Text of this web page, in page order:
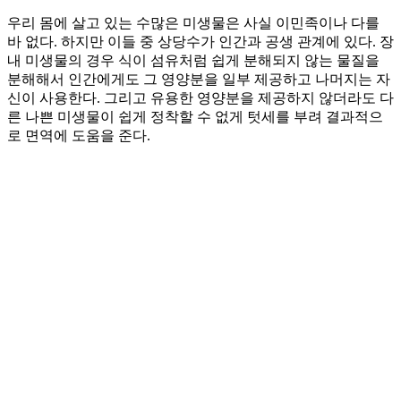
우리 몸에 살고 있는 수많은 미생물은 사실 이민족이나 다를
바 없다. 하지만 이들 중 상당수가 인간과 공생 관계에 있다. 장
내 미생물의 경우 식이 섬유처럼 쉽게 분해되지 않는 물질을
분해해서 인간에게도 그 영양분을 일부 제공하고 나머지는 자
신이 사용한다. 그리고 유용한 영양분을 제공하지 않더라도 다
른 나쁜 미생물이 쉽게 정착할 수 없게 텃세를 부려 결과적으
로 면역에 도움을 준다.